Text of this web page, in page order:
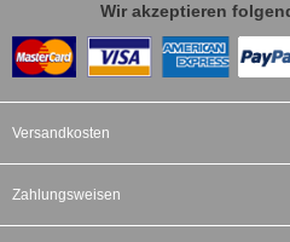
Wir akzeptieren
Versandkosten
Zahlungsweisen